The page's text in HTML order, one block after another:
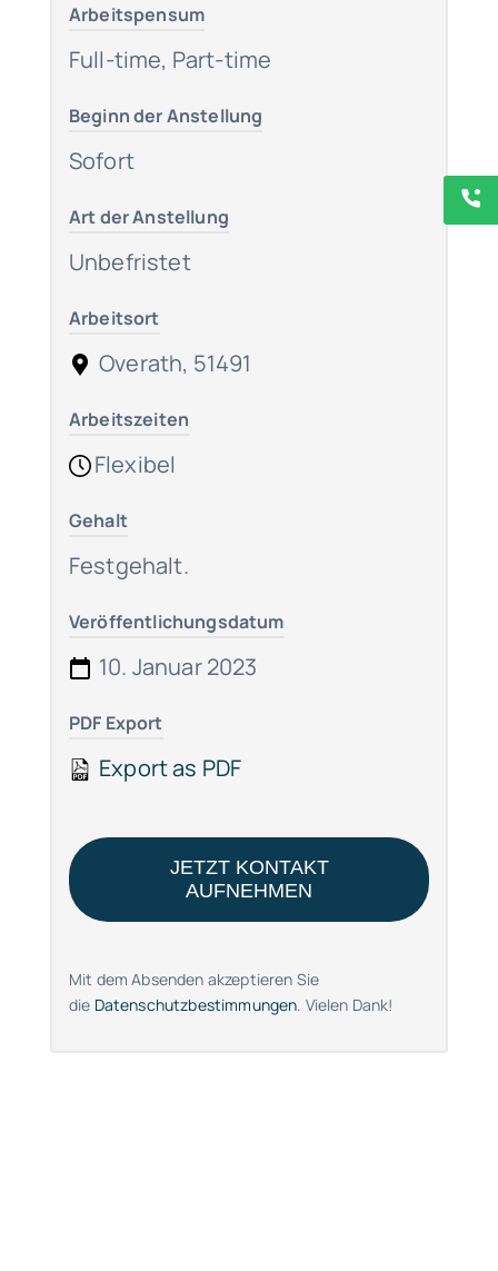
Arbeitspensum
Full-time, Part-time
Beginn der Anstellung
Sofort
Art der Anstellung
Unbefristet
Arbeitsort
Overath, 51491
Arbeitszeiten
Flexibel
Gehalt
Festgehalt.
Veröffentlichungsdatum
10. Januar 2023
PDF Export
Export as PDF
JETZT KONTAKT
AUFNEHMEN
Mit dem Absenden akzeptieren Sie
die Datenschutzbestimmungen. Vielen Dank!